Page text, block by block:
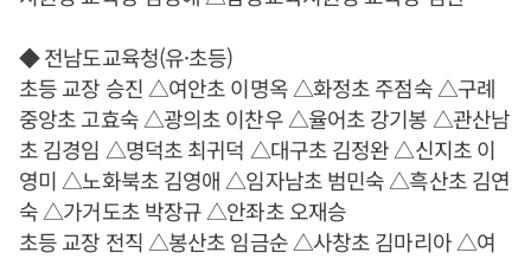
◆ 전남도교육청(유·초등)
초등 교장 승진 △여안초 이명옥 △화정초 주점숙 △구례
중앙초 고효숙 △광의초 이찬우 △율어초 강기봉 △관산남
초 김경임 △명덕초 최귀덕 △대구초 김정완 △신지초 이
영미 △노화북초 김영애 △임자남초 범민숙 △흑산초 김연
숙 △가거도초 박장규 △안좌초 오재승
초등 교장 전직 △봉산초 임금순 △사창초 김마리아 △여